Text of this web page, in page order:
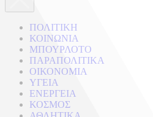
ΠΟΛΙΤΙΚΗ
ΚΟΙΝΩΝΙΑ
ΜΠΟΥΡΛΟΤΟ
ΠΑΡΑΠΟΛΙΤΙΚΑ
ΟΙΚΟΝΟΜΙΑ
ΥΓΕΙΑ
ΕΝΕΡΓΕΙΑ
ΚΟΣΜΟΣ